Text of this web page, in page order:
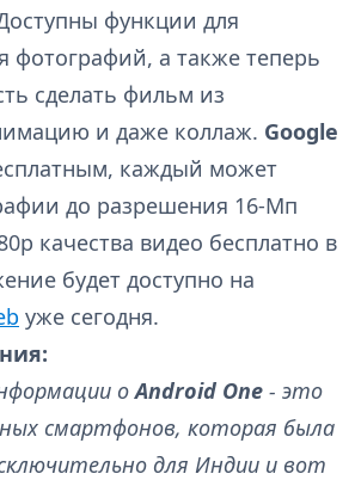
функции для
фотографий, а также теперь
сделать фильм из
и даже коллаж. Google
каждый может
до разрешения 16-Мп
качества видео бесплатно в
будет доступно на
уже сегодня.
оAndroid One - это
смартфонов, которая была
для Индии и вот